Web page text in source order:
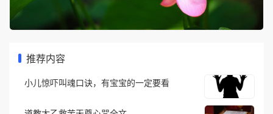
推荐内容
小儿惊吓叫魂口诀，有宝宝的一定要看